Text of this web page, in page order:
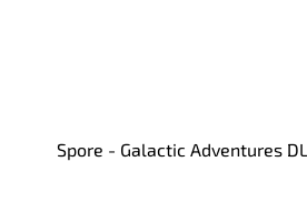
Spore - Galactic Adventures